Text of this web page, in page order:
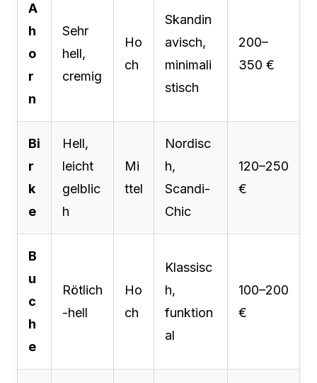
A
h
o
r
n
Sehr
hell,
cremig
Ho
ch
Skandin
avisch,
minimali
stisch
200–
350 €
Bi
r
k
e
Hell,
leicht
gelblic
h
Mi
ttel
Nordisc
h,
Scandi-
Chic
120–250
€
B
u
c
h
e
Rötlich
-hell
Ho
ch
Klassisc
h,
funktion
al
100–200
€